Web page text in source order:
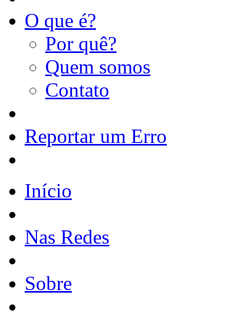
O que é?
Por quê?
Quem somos
Contato
Reportar um Erro
Início
Nas Redes
Sobre